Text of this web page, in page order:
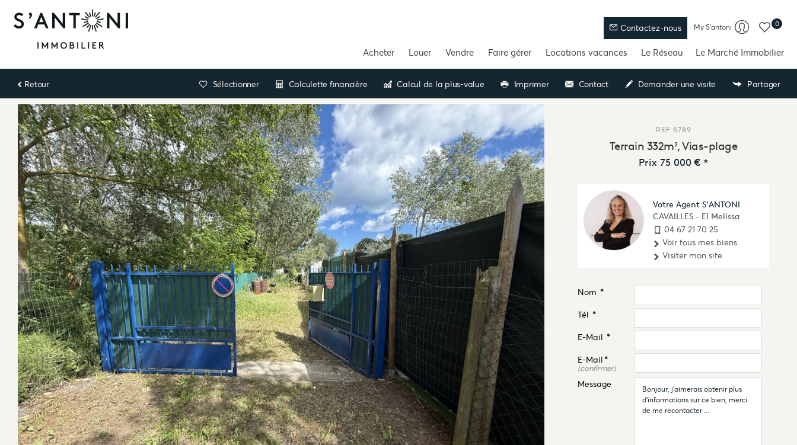
Acheter Louer Vendre Faire gérer Locations vacances Le Réseau Le Marché Immobilier
Contactez-nous My S'antoni 0
Retour Sélectionner Calculette financière Calcul de la plus-value Imprimer Contact Demander une visite Partager
REF 6789
Terrain 332m², Vias-plage
Prix 75 000 € *
Votre Agent S'ANTONI
CAVAILLES - EI Melissa
04 67 21 70 25
Voir tous mes biens
Visiter mon site
Nom *
Tél *
E-Mail *
E-Mail*
(confirmer)
Message